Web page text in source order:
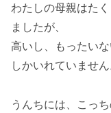
わたしの母親はた
ましたが、
高いし、もったい
しかいれていません
うんちには、こっ